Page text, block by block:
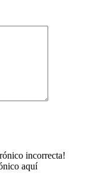
incorrecta!
aquí